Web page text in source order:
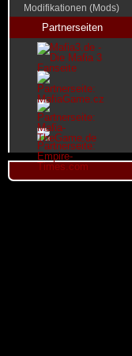
Modifikationen (Mods)
Partnerseiten